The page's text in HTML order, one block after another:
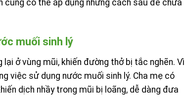
cũng có thể áp dụng những cách sau để chữa
muối sinh lý
ở vùng mũi, khiến đường thở bị tắc nghẽn. Vì
việc sử dụng nước muối sinh lý. Cha mẹ có
dịch nhầy trong mũi bị loãng, dễ dàng đưa